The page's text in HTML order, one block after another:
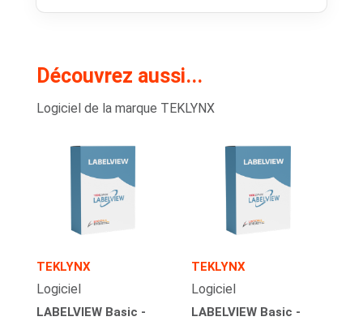
Découvrez aussi...
Logiciel de la marque TEKLYNX
TEKLYNX
Logiciel
LABELVIEW Basic -
TEKLYNX
Logiciel
LABELVIEW Basic -